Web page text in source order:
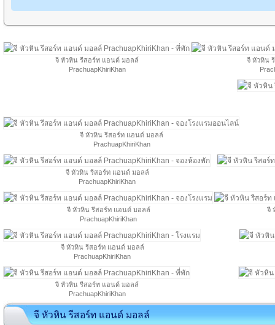
จี หัวหิน รีสอร์ท แอนด์ มอลล์
PrachuapKhiriKhan
จี หัวหิน
จี หัวหิน รีสอร์ท แอนด์ มอลล์
PrachuapKhiriKhan
จี หัวหิน รีสอร์ท แอนด์ มอลล์
PrachuapKhiriKhan
จี หัวหิน รีสอร์ท แอนด์ มอลล์
PrachuapKhiriKhan
จี
จี หัวหิน รีสอร์ท แอนด์ มอลล์
PrachuapKhiriKhan
จี หัวหิน รีสอร์ท แอนด์ มอลล์
PrachuapKhiriKhan
จี หัวหิน รีสอร์ท แอนด์ มอลล์